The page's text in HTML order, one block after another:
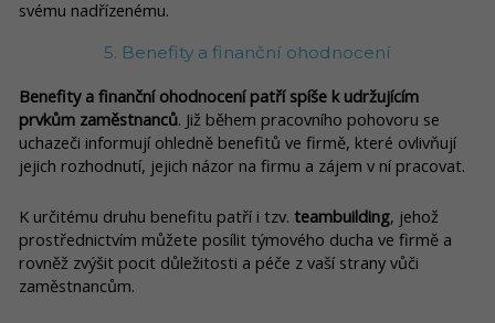
svému nadřízenému.
5. Benefity a finanční ohodnocení
Benefity a finanční ohodnocení patří spíše k udržujícím
prvkům zaměstnanců. Již během pracovního pohovoru se
uchazeči informují ohledně benefitů ve firmě, které ovlivňují
jejich rozhodnutí, jejich názor na firmu a zájem v ní pracovat.
K určitému druhu benefitu patří i tzv. teambuilding, jehož
prostřednictvím můžete posílit týmového ducha ve firmě a
rovněž zvýšit pocit důležitosti a péče z vaší strany vůči
zaměstnancům.